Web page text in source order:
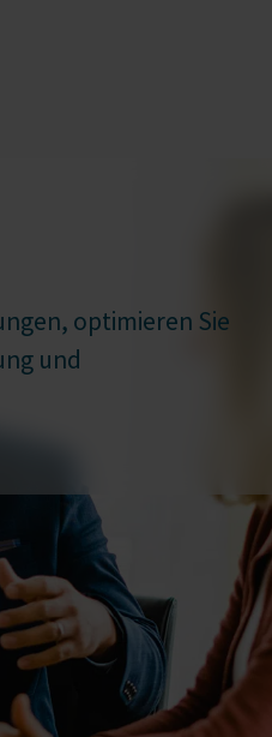
optimieren Sie
und